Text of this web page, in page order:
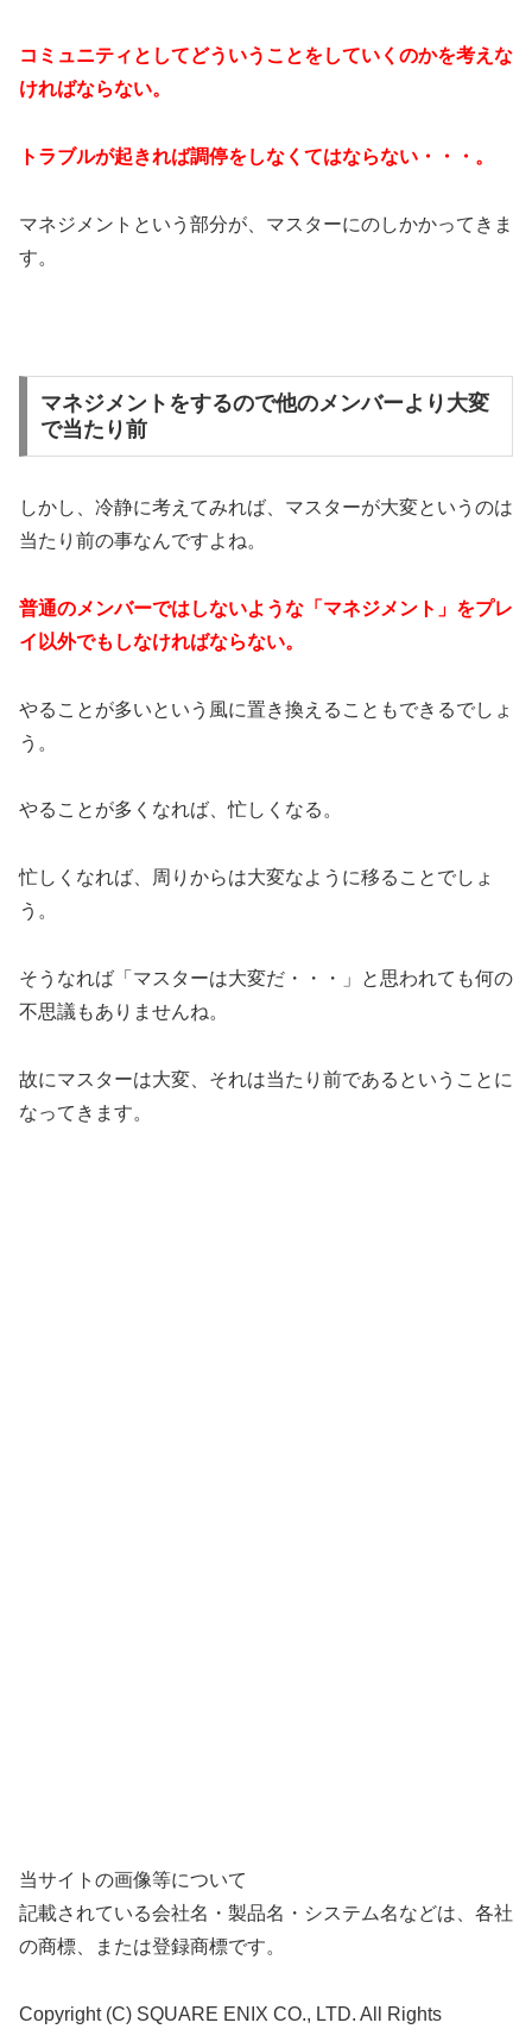
コミュニティとしてどういうことをしていくのかを考えな
ければならない。
トラブルが起きれば調停をしなくてはならない・・・。
マネジメントという部分が、マスターにのしかかってきま
す。
マネジメントをするので他のメンバーより大変
で当たり前
しかし、冷静に考えてみれば、マスターが大変というのは
当たり前の事なんですよね。
普通のメンバーではしないような「マネジメント」をプレ
イ以外でもしなければならない。
やることが多いという風に置き換えることもできるでしょ
う。
やることが多くなれば、忙しくなる。
忙しくなれば、周りからは大変なように移ることでしょ
う。
そうなれば「マスターは大変だ・・・」と思われても何の
不思議もありませんね。
故にマスターは大変、それは当たり前であるということに
なってきます。
当サイトの画像等について
記載されている会社名・製品名・システム名などは、各社
の商標、または登録商標です。
Copyright (C) SQUARE ENIX CO., LTD. All Rights